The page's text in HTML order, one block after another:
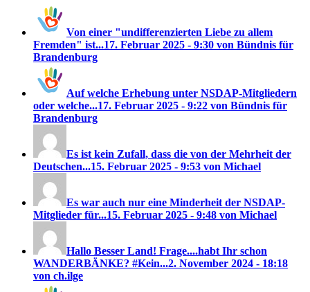
Von einer "undifferenzierten Liebe zu allem
Fremden" ist...17. Februar 2025 - 9:30 von Bündnis für
Brandenburg
Auf welche Erhebung unter NSDAP-Mitgliedern
oder welche...17. Februar 2025 - 9:22 von Bündnis für
Brandenburg
Es ist kein Zufall, dass die von der Mehrheit der
Deutschen...15. Februar 2025 - 9:53 von Michael
Es war auch nur eine Minderheit der NSDAP-
Mitglieder für...15. Februar 2025 - 9:48 von Michael
Hallo Besser Land! Frage....habt Ihr schon
WANDERBÄNKE? #Kein...2. November 2024 - 18:18
von ch.ilge